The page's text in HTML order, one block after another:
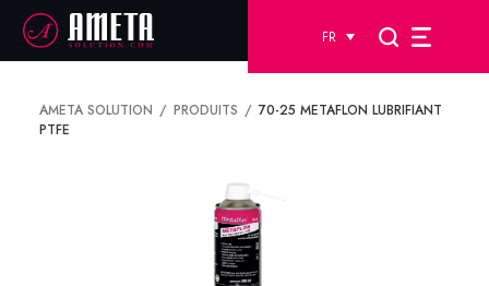
FR
AMETA SOLUTION PRODUITS
70-25 METAFLON LUBRIFIANT
PTFE